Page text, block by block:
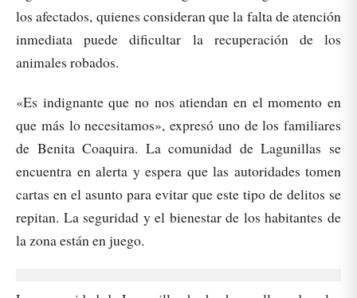
los afectados, quienes consideran que la falta de atención
inmediata puede dificultar la recuperación de los
animales robados.
«Es indignante que no nos atiendan en el momento en
que más lo necesitamos», expresó uno de los familiares
de Benita Coaquira. La comunidad de Lagunillas se
encuentra en alerta y espera que las autoridades tomen
cartas en el asunto para evitar que este tipo de delitos se
repitan. La seguridad y el bienestar de los habitantes de
la zona están en juego.